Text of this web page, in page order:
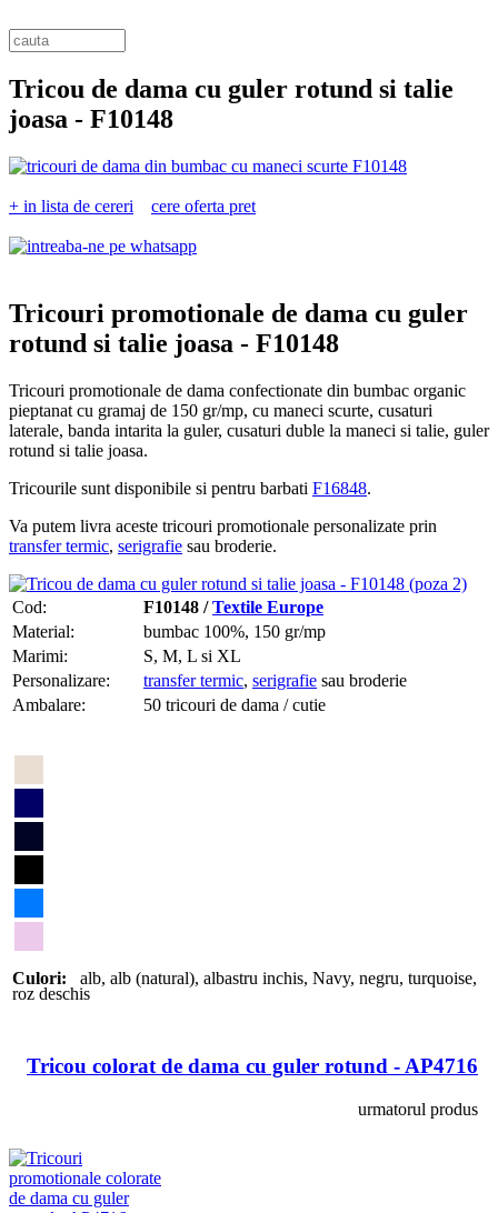
Tricou de dama cu guler rotund si talie
joasa - F10148
+ in lista de cereri cere oferta pret
Tricouri promotionale de dama cu guler
rotund si talie joasa - F10148
Tricouri promotionale de dama confectionate din bumbac organic
pieptanat cu gramaj de 150 gr/mp, cu maneci scurte, cusaturi
laterale, banda intarita la guler, cusaturi duble la maneci si talie, guler
rotund si talie joasa.
Tricourile sunt disponibile si pentru barbati F16848.
Va putem livra aceste tricouri promotionale personalizate prin
transfer termic, serigrafie sau broderie.
Cod: F10148 /Textile Europe
Material:
bumbac 100%, 150 gr/mp
Marimi:
S, M, L si XL
Personalizare:
transfer termic, serigrafie sau broderie
Ambalare:
50 tricouri de dama / cutie
Culori: alb, alb (natural), albastru inchis, Navy, negru, turquoise,
roz deschis
Tricou colorat de dama cu guler rotund - AP4716
urmatorul produs